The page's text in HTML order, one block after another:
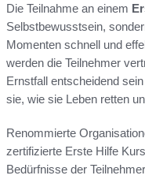
Die Teilnahme an einem
Selbstbewusstsein,
Momenten schnell und
werden die Teilnehmer
Ernstfall entscheidend
sie, wie sie Leben retten
Renommierte
zertifizierte Erste Hilfe
Bedürfnisse der